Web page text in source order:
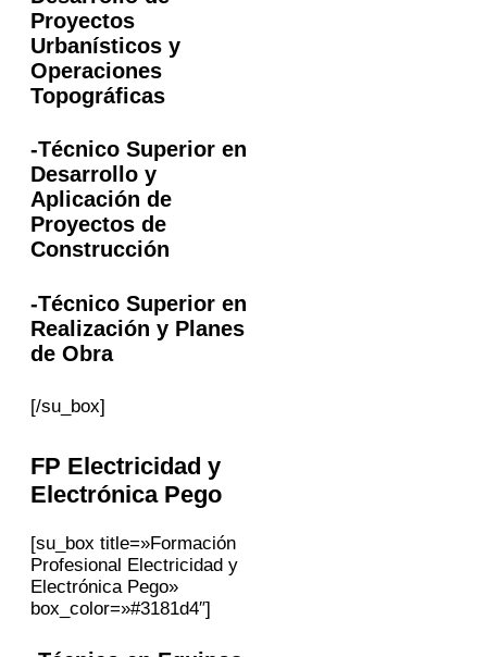
Proyectos
Urbanísticos y
Operaciones
Topográficas
-Técnico Superior en
Desarrollo y
Aplicación de
Proyectos de
Construcción
-Técnico Superior en
Realización y Planes
de Obra
[/su_box]
FP Electricidad y
Electrónica Pego
[su_box title=»Formación
Profesional Electricidad y
Electrónica Pego»
box_color=»#3181d4″]